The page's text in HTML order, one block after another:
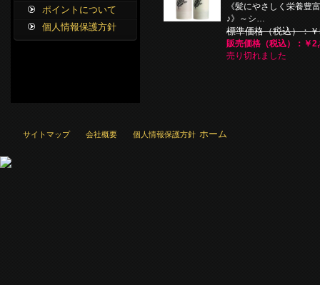
《髪にやさしく栄養豊
♪》～シ…
標準価格（税込）：
販売価格（税込）：￥
売り切れました
ポイントについて
個人情報保護方針
ホーム
サイトマップ 会社概要 個人情報保護方針